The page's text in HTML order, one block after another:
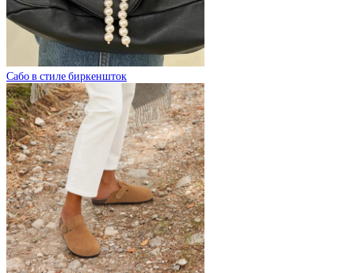
Сабо в стиле биркеншток